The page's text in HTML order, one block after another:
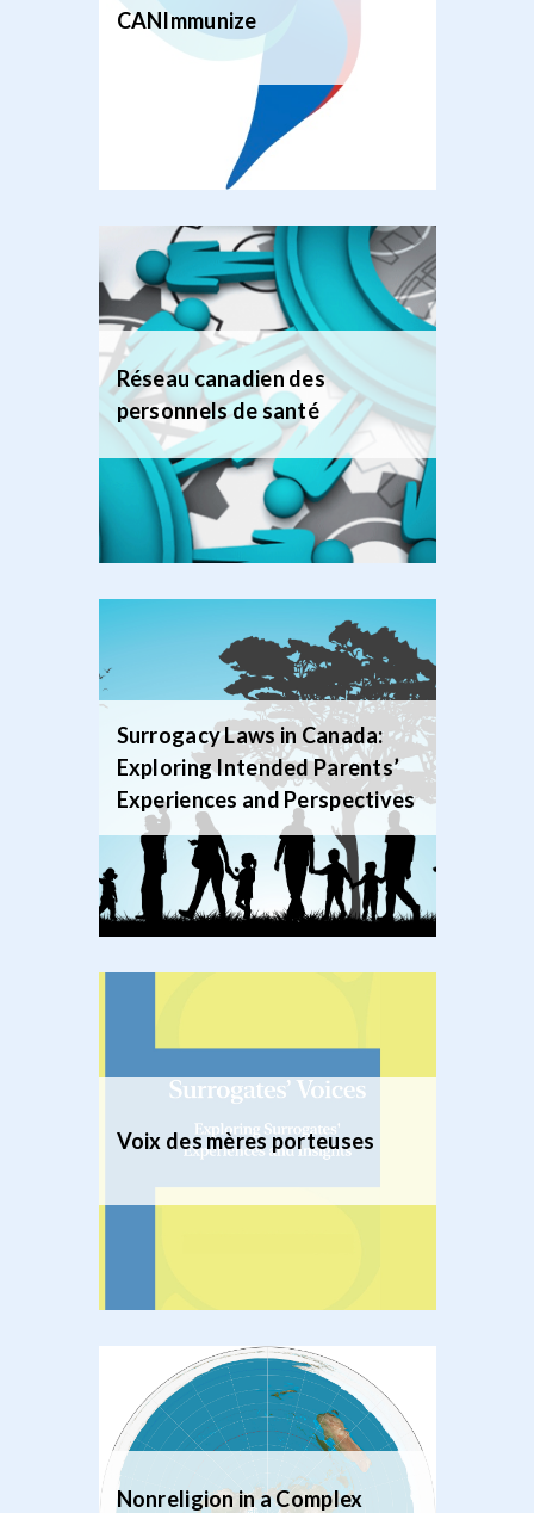
CANImmunize
Réseau canadien des
personnels de santé
Surrogacy Laws in Canada:
Exploring Intended Parents’
Experiences and Perspectives
Voix des mères porteuses
Nonreligion in a Complex